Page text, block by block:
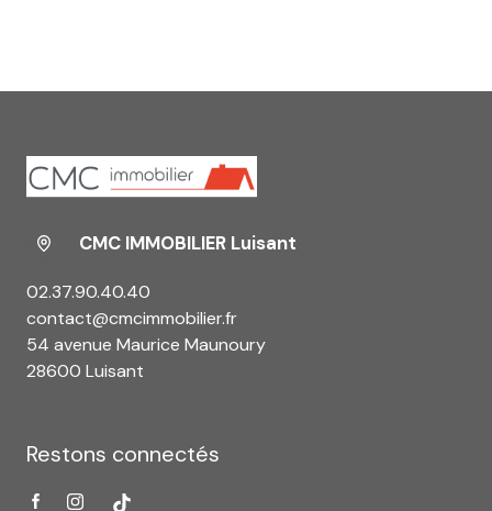
CMC IMMOBILIER Luisant
02.37.90.40.40
contact@cmcimmobilier.fr
54 avenue Maurice Maunoury
28600 Luisant
Restons connectés